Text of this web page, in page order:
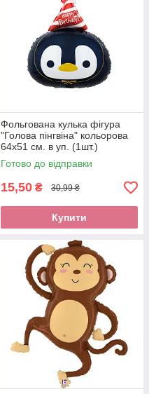
Фольгована кулька фігура
"Голова пінгвіна" кольорова
64х51 см. в уп. (1шт.)
Готово до відправки
15,50 ₴ 30,99 ₴
Купити